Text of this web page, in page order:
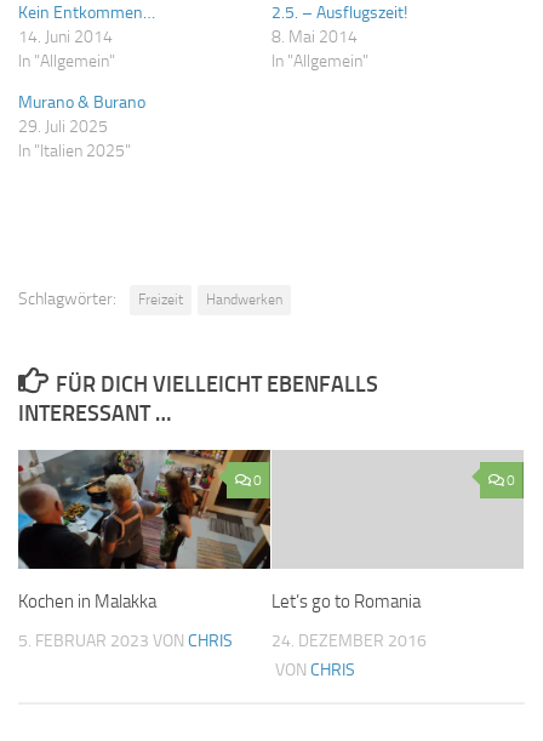
Kein Entkommen…
14. Juni 2014
In "Allgemein"
2.5. – Ausflugszeit!
8. Mai 2014
In "Allgemein"
Murano & Burano
29. Juli 2025
In "Italien 2025"
Schlagwörter: Freizeit Handwerken
FÜR DICH VIELLEICHT EBENFALLS
INTERESSANT …
0
Kochen in Malakka
5. FEBRUAR 2023 VON CHRIS
0
Let’s go to Romania
24. DEZEMBER 2016
VON CHRIS